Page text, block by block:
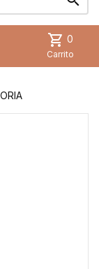
shopping_cart 0
Carrito